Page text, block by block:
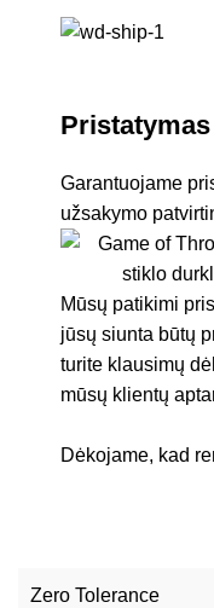
Pristatymas
Garantuojame
užsakymo
Mūsų patikimi
jūsų siunta būtų
turite klausimų
mūsų klientų
Dėkojame, kad
Zero Tolerance